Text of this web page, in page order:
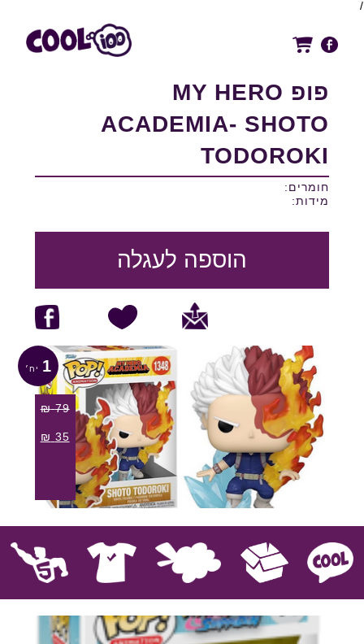
/
פופ MY HERO
ACADEMIA- SHOTO
TODOROKI
חומרים:
מידות:
הוספה לעגלה
1
79
₪
35
₪
אספנות בובות פרווה חולצות פסלים